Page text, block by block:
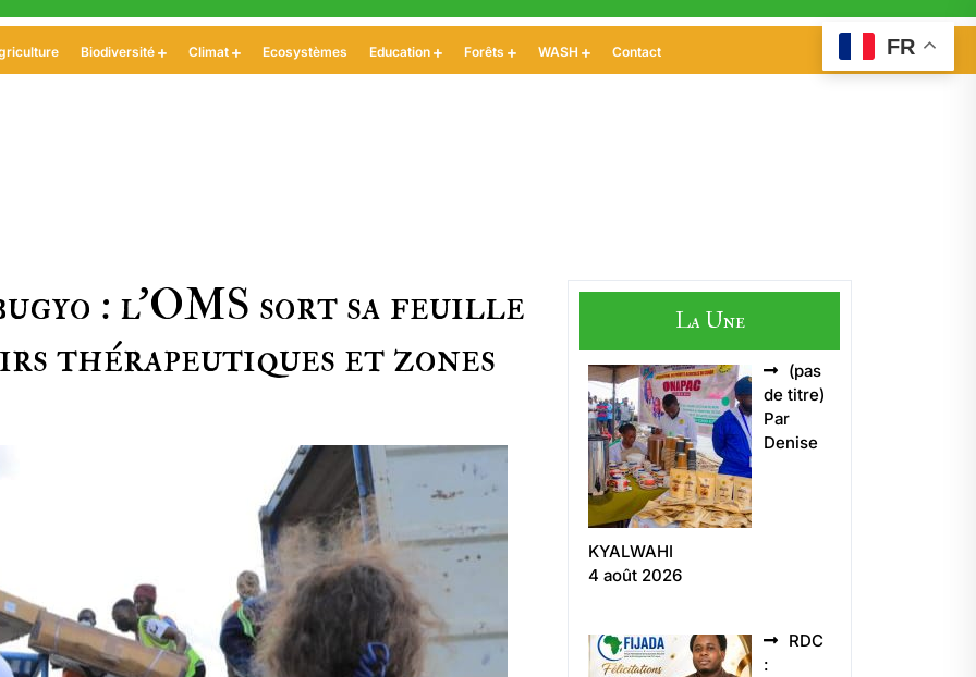
Biodiversité Climat Ecosystèmes Education Forêts WASH Contact
: l’OMS sort sa feuille
thérapeutiques et zones
La Une
(pas
de titre)
Par
Denise
KYALWAHI
4 août 2026
RDC
:
FR